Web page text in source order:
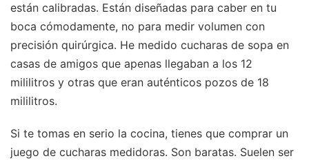
están calibradas. Están diseñadas para caber en tu
boca cómodamente, no para medir volumen con
precisión quirúrgica. He medido cucharas de sopa en
casas de amigos que apenas llegaban a los 12
mililitros y otras que eran auténticos pozos de 18
mililitros.
Si te tomas en serio la cocina, tienes que comprar un
juego de cucharas medidoras. Son baratas. Suelen ser